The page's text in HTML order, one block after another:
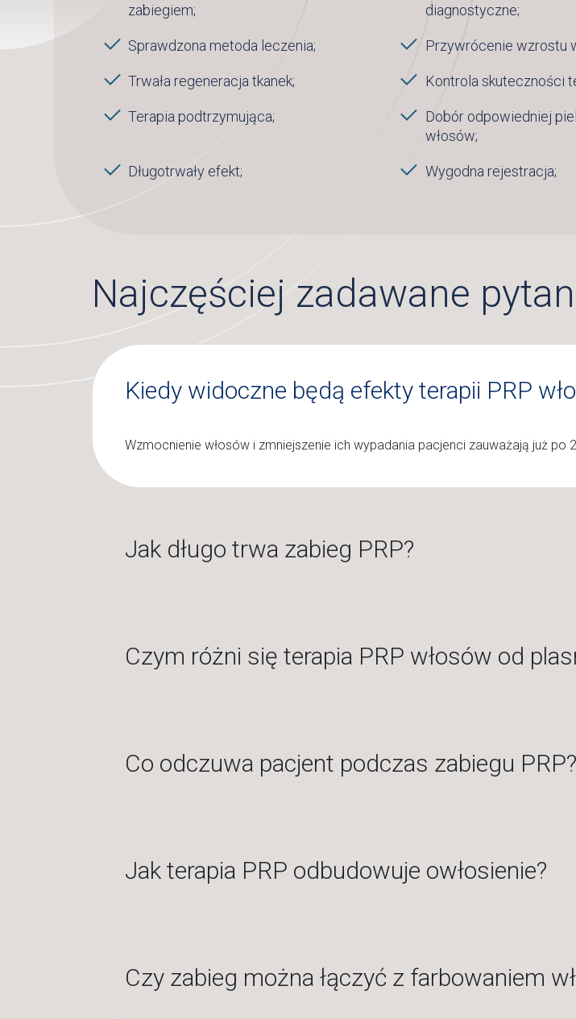
zabiegiem;
diagnostyczne;
Sprawdzona metoda leczenia; Przywrócenie wzrostu
Trwała regeneracja tkanek; Kontrola skuteczności
Terapia podtrzymująca;
Dobór odpowiedniej
włosów;
Długotrwały efekt; Wygodna rejestracja;
Najczęściej zadawane
Kiedy widoczne będą efekty terapii PRP
Wzmocnienie włosów i zmniejszenie ich wypadania pacjenci zauważają już
Jak długo trwa zabieg PRP?
Czym różni się terapia PRP włosów od
Co odczuwa pacjent podczas zabiegu PRP?
Jak terapia PRP odbudowuje owłosienie?
Czy zabieg można łączyć z farbowaniem